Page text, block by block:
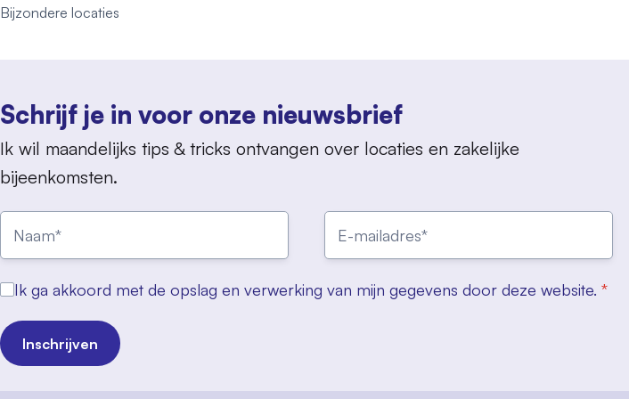
Bijzondere locaties
Schrijf je in voor onze nieuwsbrief
Ik wil maandelijks tips & tricks ontvangen over locaties en zakelijke
bijeenkomsten.
Ik ga akkoord met de opslag en verwerking van mijn gegevens door deze website. *
Inschrijven